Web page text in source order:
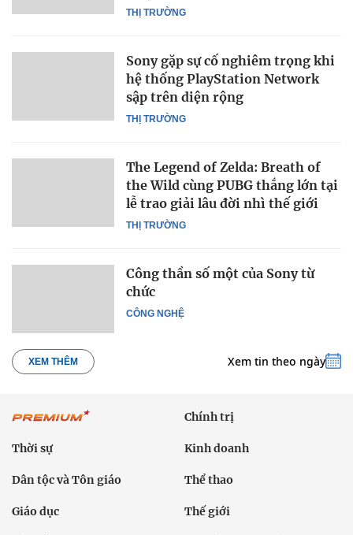
THỊ TRƯỜNG
THỊ TRƯỜNG
Sony gặp sự cố nghiêm trọng khi
hệ thống PlayStation Network
sập trên diện rộng
THỊ TRƯỜNG
The Legend of Zelda: Breath of
the Wild cùng PUBG thắng lớn tại
lễ trao giải lâu đời nhì thế giới
CÔNG NGHỆ
Công thần số một của Sony từ
chức
XEM THÊM Xem tin theo ngày
Chính trị
Thời sự Kinh doanh
Dân tộc và Tôn giáo Thể thao
Giáo dục Thế giới